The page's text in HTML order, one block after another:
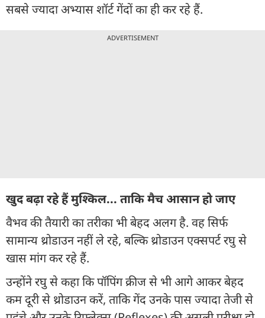
सबसे ज्यादा अभ्यास शॉर्ट गेंदों का ही कर रहे हैं.
ADVERTISEMENT
खुद बढ़ा रहे हैं मुश्किल... ताकि मैच आसान हो जाए
वैभव की तैयारी का तरीका भी बेहद अलग है. वह सिर्फ
सामान्य थ्रोडाउन नहीं ले रहे, बल्कि थ्रोडाउन एक्सपर्ट रघु से
खास मांग कर रहे हैं.
उन्होंने रघु से कहा कि पॉपिंग क्रीज से भी आगे आकर बेहद
कम दूरी से थ्रोडाउन करें, ताकि गेंद उनके पास ज्यादा तेजी से